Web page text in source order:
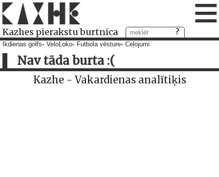
Kazhes pierakstu burtnīca ≡
Ikdienas golfs VeloLoko Futbola vēsture Ceļojumi
Nav tāda burta :(
Kazhe - Vakardienas analītiķis